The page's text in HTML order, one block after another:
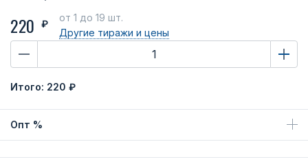
220 ₽
от 1 до 19 шт.
Другие тиражии цены
Итого: 220 ₽
Опт %